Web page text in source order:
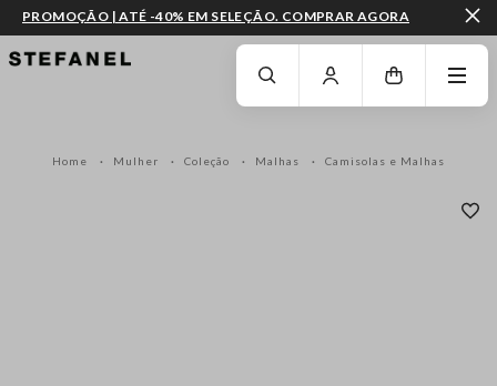
IR PARA O CONTEÚDO PRINCIPAL DESÇA ATÉ AO FIM DA PÁGINA
PROMOÇÃO | ATÉ -40% EM SELEÇÃO. COMPRAR AGORA
Home Mulher Coleção Malhas Camisolas e Malhas